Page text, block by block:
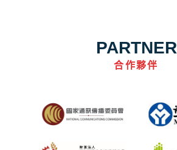
PARTNER
合作夥伴